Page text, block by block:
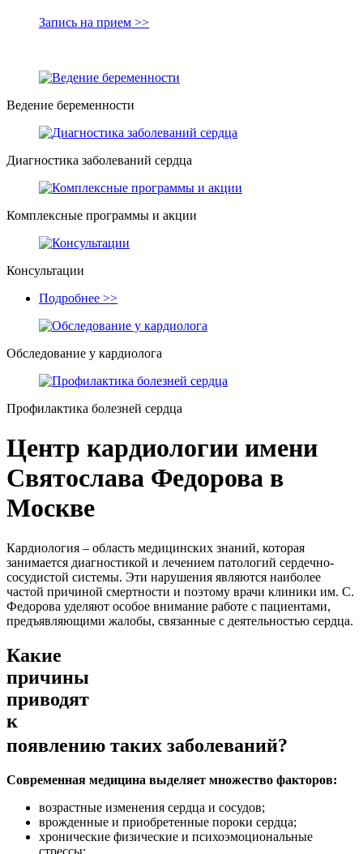
Запись на прием >>
Ведение беременности
Диагностика заболеваний сердца
Комплексные программы и акции
Консультации
Подробнее >>
Обследование у кардиолога
Профилактика болезней сердца
Центр кардиологии имени
Святослава Федорова в
Москве
Кардиология – область медицинских знаний, которая
занимается диагностикой и лечением патологий сердечно-
сосудистой системы. Эти нарушения являются наиболее
частой причиной смертности и поэтому врачи клиники им. С.
Федорова уделяют особое внимание работе с пациентами,
предъявляющими жалобы, связанные с деятельностью сердца.
Какие
причины
приводят
к
появлению таких заболеваний?
Современная медицина выделяет множество факторов:
возрастные изменения сердца и сосудов;
врожденные и приобретенные пороки сердца;
хронические физические и психоэмоциональные
стрессы;